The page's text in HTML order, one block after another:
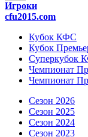
Игроки
cfu2015.com
Кубок КФС
Кубок
Суперкубок
Чемпионат
Чемпионат
Сезон 2026
Сезон 2025
Сезон 2024
Сезон 2023